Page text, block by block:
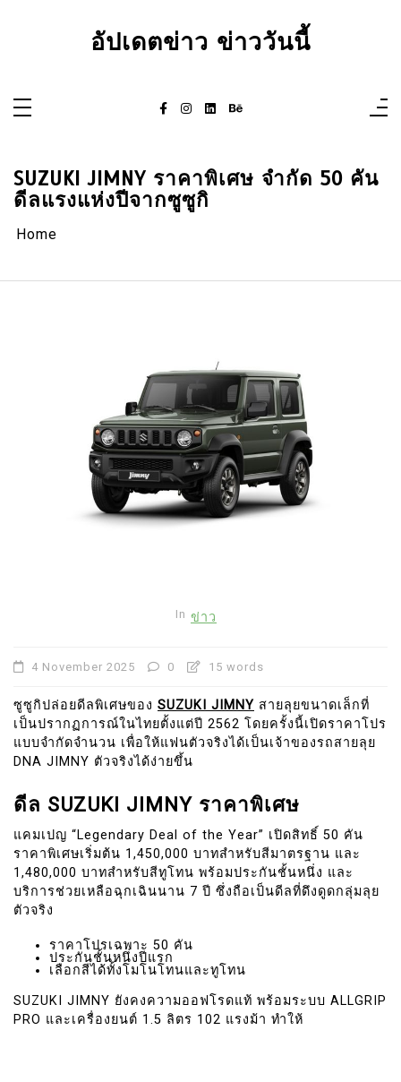
อัปเดตข่าว ข่าววันนี้
SUZUKI JIMNY ราคาพิเศษ จำกัด 50 คัน
ดีลแรงแห่งปีจากซูซูกิ
Home
In ข่าว
4 November 2025 0 15 words
ซูซูกิปล่อยดีลพิเศษของ SUZUKI JIMNY สายลุยขนาดเล็กที่
เป็นปรากฏการณ์ในไทยตั้งแต่ปี 2562 โดยครั้งนี้เปิดราคาโปร
แบบจำกัดจำนวน เพื่อให้แฟนตัวจริงได้เป็นเจ้าของรถสายลุย
DNA JIMNY ตัวจริงได้ง่ายขึ้น
ดีล SUZUKI JIMNY ราคาพิเศษ
แคมเปญ “Legendary Deal of the Year” เปิดสิทธิ์ 50 คัน
ราคาพิเศษเริ่มต้น 1,450,000 บาทสำหรับสีมาตรฐาน และ
1,480,000 บาทสำหรับสีทูโทน พร้อมประกันชั้นหนึ่ง และ
บริการช่วยเหลือฉุกเฉินนาน 7 ปี ซึ่งถือเป็นดีลที่ดึงดูดกลุ่มลุย
ตัวจริง
ราคาโปรเฉพาะ 50 คัน
ประกันชั้นหนึ่งปีแรก
เลือกสีได้ทั้งโมโนโทนและทูโทน
SUZUKI JIMNY ยังคงความออฟโรดแท้ พร้อมระบบ ALLGRIP
PRO และเครื่องยนต์ 1.5 ลิตร 102 แรงม้า ทำให้